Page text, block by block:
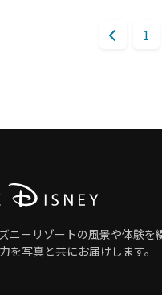
1
ニーリゾートの風景や体験を
を写真と共にお届けします。